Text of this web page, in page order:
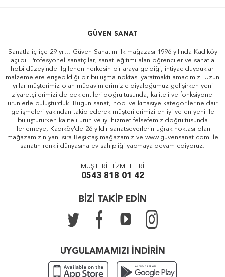
GÜVEN SANAT
Sanatla iç içe 29 yıl... Güven Sanat'ın ilk mağazası 1996 yılında Kadıköy
açıldı. Profesyonel sanatçılar, sanat eğitimi alan öğrenciler ve sanatla
hobi düzeyinde ilgilenen herkesin bir araya geldiği, ihtiyaç duydukları
malzemelere erişebildiği bir buluşma noktası yaratmaktı amacımız. Uzun
yıllar müşterimiz olan müdavimlerimizle diyaloğumuz gelişirken yeni
ziyaretçilerimizi de beklentileri doğrultusunda, kaliteli ve fonksiyonel
ürünlerle buluşturduk. Bugün sanat, hobi ve kırtasiye kategorilerine dair
gelişmeleri yakından takip ederek müşterilerimizi en iyi ve en yeni ile
buluştururken kaliteli ürün ve iyi hizmet felsefemiz doğrultusunda
ilerlemeye, Kadıköy'de 26 yıldır sanatseverlerin uğrak noktası olan
mağazamızın yanı sıra Beşiktaş mağazamız ve www.guvensanat.com ile
sanatın renkli dünyasına ev sahipliği yapmaya devam ediyoruz.
MÜŞTERİ HİZMETLERİ
0543 818 01 42
BİZİ TAKİP EDİN
UYGULAMAMIZI İNDİRİN